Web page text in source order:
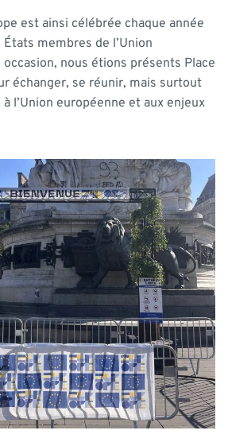
est ainsi célébrée chaque année
États membres de l’Union
nous étions présents Place
échanger, se réunir, mais surtout
l’Union européenne et aux enjeux